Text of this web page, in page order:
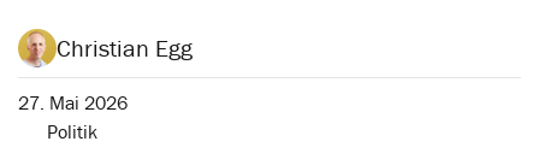
Christian Egg
27. Mai 2026
Politik